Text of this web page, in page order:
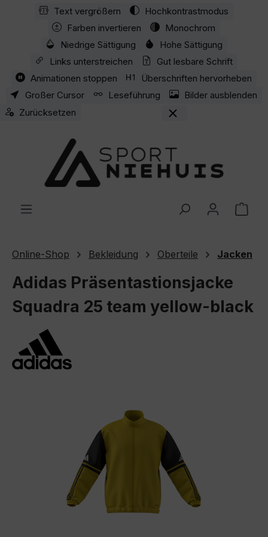
Zum Hauptinhalt springen
Text vergrößern
Hochkontrastmodus
Farben invertieren
Monochrom
Niedrige Sättigung
Hohe Sättigung
Links unterstreichen
Gut lesbare Schrift
Animationen stoppen
Überschriften hervorheben
Großer Cursor
Leseführung
Bilder ausblenden
Zurücksetzen
Online-Shop Bekleidung Oberteile Jacken
Adidas Präsentastionsjacke
Squadra 25 team yellow-black